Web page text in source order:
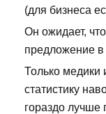
(для бизнеса
Он ожидает,
предложение в
Только медики
статистику
гораздо лучше